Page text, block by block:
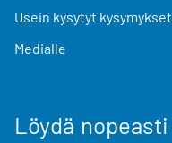
Usein kysytyt kysymykset
Medialle
Löydä nopeasti